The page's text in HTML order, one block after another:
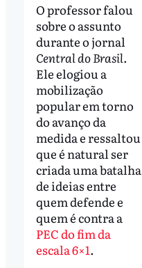
O professor falou
sobre o assunto
durante o jornal
Central do Brasil.
Ele elogiou a
mobilização
popular em torno
do avanço da
medida e ressaltou
que é natural ser
criada uma batalha
de ideias entre
quem defende e
quem é contra a
PEC do fim da
escala 6×1.